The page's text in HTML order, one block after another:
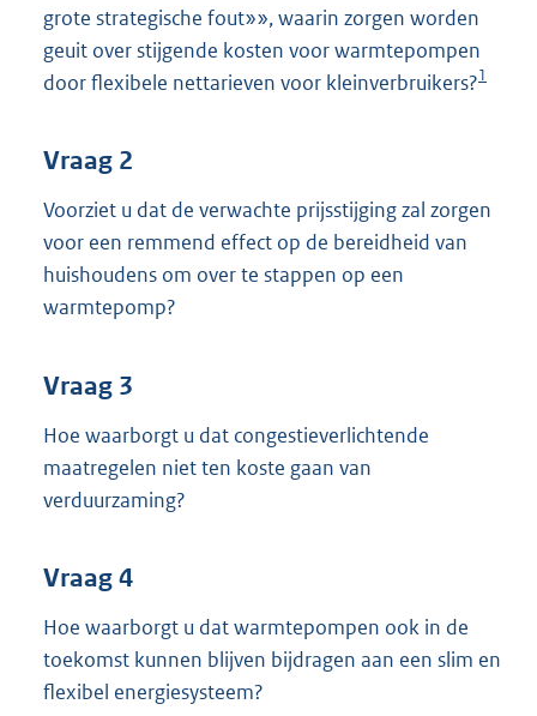
grote strategische fout»», waarin zorgen worden
geuit over stijgende kosten voor warmtepompen
door flexibele nettarieven voor kleinverbruikers?1
Vraag 2
Voorziet u dat de verwachte prijsstijging zal zorgen
voor een remmend effect op de bereidheid van
huishoudens om over te stappen op een
warmtepomp?
Vraag 3
Hoe waarborgt u dat congestieverlichtende
maatregelen niet ten koste gaan van
verduurzaming?
Vraag 4
Hoe waarborgt u dat warmtepompen ook in de
toekomst kunnen blijven bijdragen aan een slim en
flexibel energiesysteem?